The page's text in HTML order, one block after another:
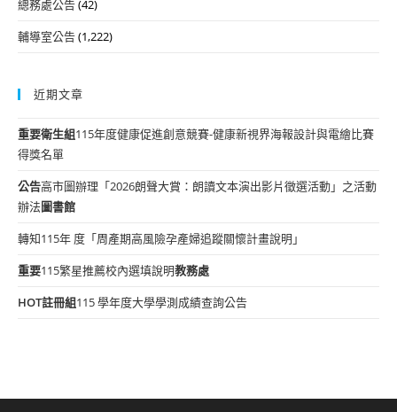
總務處公告(42)
輔導室公告(1,222)
近期文章
重要衛生組115年度健康促進創意競賽-健康新視界海報設計與電繪比賽
得獎名單
公告高市圖辦理「2026朗聲大賞：朗讀文本演出影片徵選活動」之活動
辦法圖書館
轉知115年 度「周產期高風險孕產婦追蹤關懷計畫說明」
重要115繁星推薦校內選填說明教務處
HOT註冊組115 學年度大學學測成績查詢公告